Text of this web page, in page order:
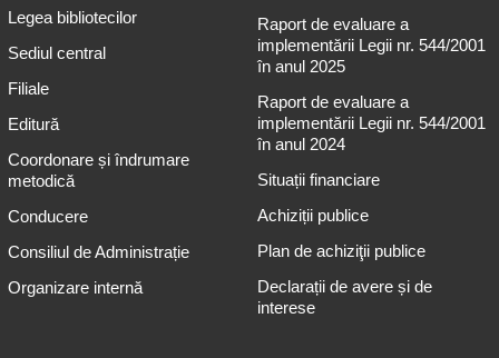
Legea bibliotecilor
Sediul central
Filiale
Editură
Coordonare și îndrumare
metodică
Conducere
Consiliul de Administrație
Organizare internă
Raport de evaluare a
implementării Legii nr. 544/2001
în anul 2025
Raport de evaluare a
implementării Legii nr. 544/2001
în anul 2024
Situații financiare
Achiziții publice
Plan de achiziţii publice
Declarații de avere și de
interese